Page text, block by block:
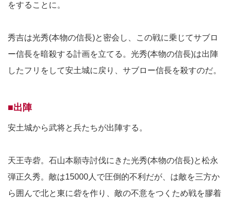
をすることに。
秀吉は光秀(本物の信長)と密会し、この戦に乗じてサブロ
ー信長を暗殺する計画を立てる。光秀(本物の信長)は出陣
したフリをして安土城に戻り、サブロー信長を殺すのだ。
■出陣
安土城から武将と兵たちが出陣する。
天王寺砦。石山本願寺討伐にきた光秀(本物の信長)と松永
弾正久秀。敵は15000人で圧倒的不利だが、は敵を三方か
ら囲んで北と東に砦を作り、敵の不意をつくため戦を膠着